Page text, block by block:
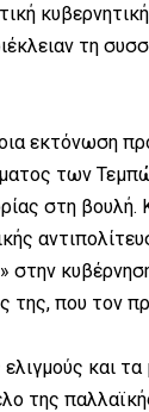
τη
εκτόνωση
των
στη βουλή.
στην
της, που τον
και
της